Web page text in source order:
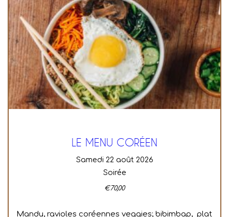
LE MENU CORÉEN
samedi 22 août 2026
Soirée
€70,00
Mandu, ravioles coréennes veggies; bibimbap, plat